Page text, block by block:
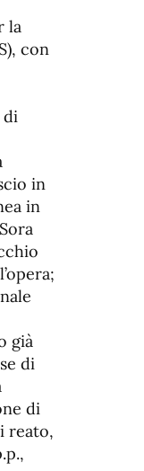
la
con
di
in
in
già
di
di
reato,